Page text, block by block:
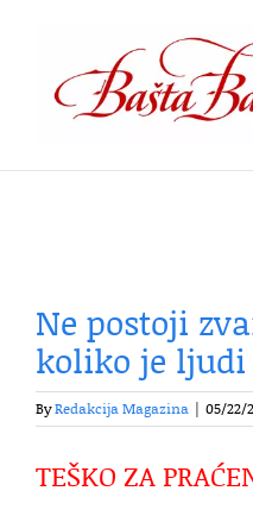
content
Ne postoji
koliko je
ByRedakcija Magazina 05/22/
TEŠKO ZA